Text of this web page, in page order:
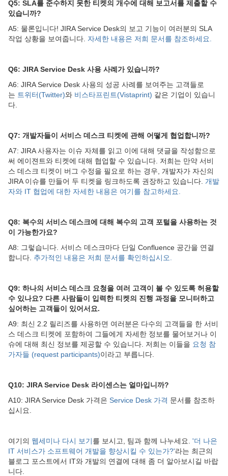
Q5: SLA를 준수하지 못한 티켓의 개수에 대해 보고서를 제출할 수
있습니까?
A5: 물론입니다! JIRA Service Desk의 보고 기능이 여러분의 SLA
작업 상황을 보여줍니다. 자세한 내용은 저희 문서를 참조하세요.
Q6: JIRA Service Desk 사용 사례가 있습니까?
A6: JIRA Service Desk 사용의 성공 사례를 보여주는 고객들로
는 트위터(Twitter)와 비스타프린트(Vistaprint) 같은 기업이 있습니
다.
Q7: 개발자들이 서비스 데스크 티켓에 관해 어떻게 협업합니까?
A7: JIRA 사용자는 이슈 자체를 읽고 이에 대해 댓글을 작성함으로
써 에이젼트와 티켓에 대해 협업할 수 있습니다. 저희는 만약 서비
스 데스크 티켓이 버그 수정을 필요로 하는 경우, 개발자가 자신의
JIRA 이슈를 만들어 두 티켓을 링크하도록 권장하고 있습니다. 개발
자와 IT 협업에 대한 자세한 내용은 여기를 참고하세요.
Q8: 복수의 서비스 데스크에 대해 복수의 고객 포털을 사용하는 것
이 가능한가요?
A8: 그렇습니다. 서비스 데스크마다 단일 Confluence 공간을 연결
합니다. 추가적인 내용은 저희 문서를 확인하십시오.
Q9: 하나의 서비스 데스크 요청을 여러 고객이 볼 수 있도록 허용할
수 있나요? 다른 사람들이 입력한 티켓의 진행 과정을 모니터하고
싶어하는 고객들이 있어서요.
A9: 최신 2.2 릴리즈를 사용하면 여러분은 다수의 고객들을 한 서비
스 데스크 티켓에 포함하여 그들에게 자세한 정보를 물어보거나 이
슈에 대해 최신 정보를 제공할 수 있습니다. 저희는 이들을 요청 참
가자들 (request participants)이라고 부릅니다.
Q10: JIRA Service Desk 라이센스는 얼마입니까?
A10: JIRA Service Desk 가격은 Service Desk 가격 문서를 참조하
십시요.
여기의 웹세미나 다시 보기를 보시고, 팀과 함께 나누세요. '더 나은
IT 서비스가 소프트웨어 개발을 향상시킬 수 있는가?'라는 최근의
블로그 포스트에서 IT와 개발의 연결에 대해 좀 더 알아보시길 바랍
니다.